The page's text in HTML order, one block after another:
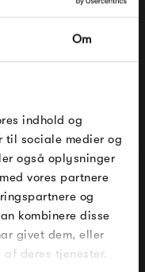
Om
indhold og
til sociale medier og
også oplysninger
vores partnere
og
kombinere disse
givet dem, eller
deres tjenester.
kategori
ORDRE
til dig på
at indløse